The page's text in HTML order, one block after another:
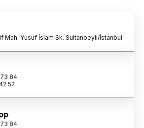
Mah. Yusuf İslam Sk. Sultanbeyli/İstanbul
84
52
84